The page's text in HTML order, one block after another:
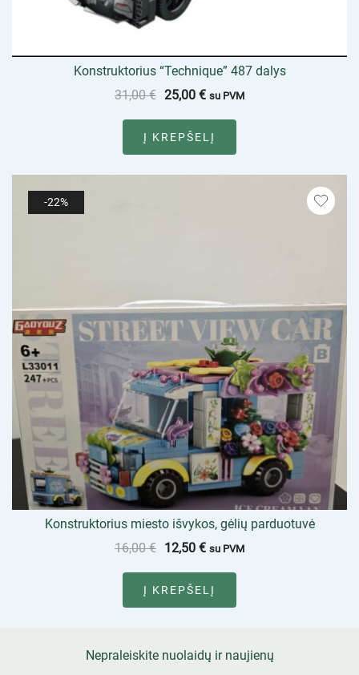
Konstruktorius “Technique” 487 dalys
31,00€ 25,00 € su PVM
Į KREPŠELĮ
-22%
Konstruktorius miesto išvykos, gėlių parduotuvė
16,00€ 12,50 € su PVM
Į KREPŠELĮ
Nepraleiskite nuolaidų ir naujienų